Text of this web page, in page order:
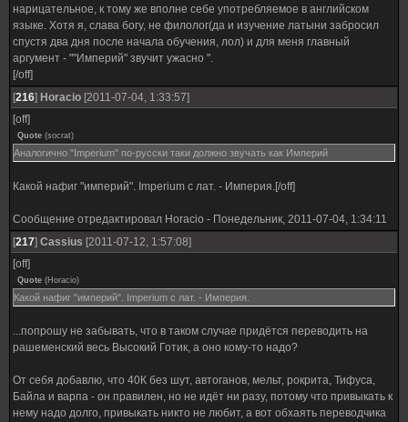
нарицательное, к тому же вполне себе употребляемое в английском
языке. Хотя я, слава богу, не филолог(да и изучение латыни забросил
спустя два дня после начала обучения, лол) и для меня главный
аргумент - ""Империй" звучит ужасно ".
[/off]
[216] Horacio [2011-07-04, 1:33:57]
[off]
Quote (socrat)
Аналогично "Imperium" по-русски таки должно звучать как Империй
Какой нафиг "империй". Imperium c лат. - Империя.[/off]
Сообщение отредактировал Horacio - Понедельник, 2011-07-04, 1:34:11
[217] Cassius [2011-07-12, 1:57:08]
[off]
Quote (Horacio)
Какой нафиг "империй". Imperium c лат. - Империя.
...попрошу не забывать, что в таком случае придётся переводить на
рашеменский весь Высокий Готик, а оно кому-то надо?
От себя добавлю, что 40К без шут, автоганов, мельт, рокрита, Тифуса,
Байла и варпа - он правилен, но не идёт ни разу, потому что привыкать к
нему надо долго, привыкать никто не любит, а вот обхаять переводчика